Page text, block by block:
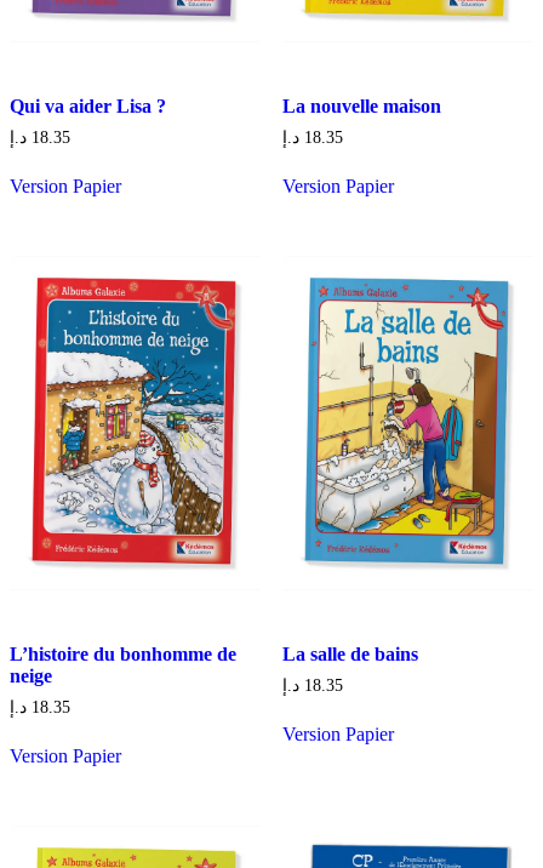
Qui va aider Lisa ?
18.35 د.إ
Version Papier
La nouvelle maison
18.35 د.إ
Version Papier
L’histoire du bonhomme de
neige
18.35 د.إ
Version Papier
La salle de bains
18.35 د.إ
Version Papier